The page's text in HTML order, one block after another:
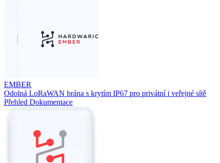
EMBER
Odolná LoRaWAN brána s krytím IP67 pro privátní i veřejné sítě
Přehled Dokumentace